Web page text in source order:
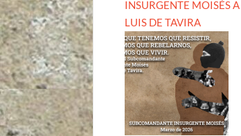
INSURGENTE MOISÉS A
LUIS DE TAVIRA